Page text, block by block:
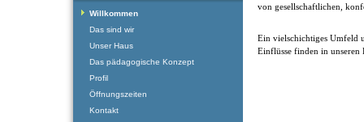
von gesellschaftlichen,
Ein vielschichtiges Umfeld
Einflüsse finden in unseren
Willkommen
Das sind wir
Unser Haus
Das pädagogische Konzept
Profil
Öffnungszeiten
Kontakt